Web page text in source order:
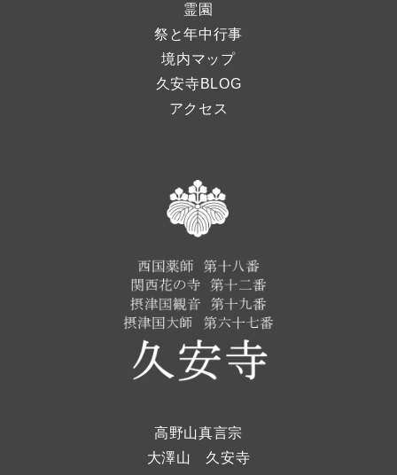
霊園
祭と年中行事
境内マップ
久安寺BLOG
アクセス
高野山真言宗
大澤山 久安寺